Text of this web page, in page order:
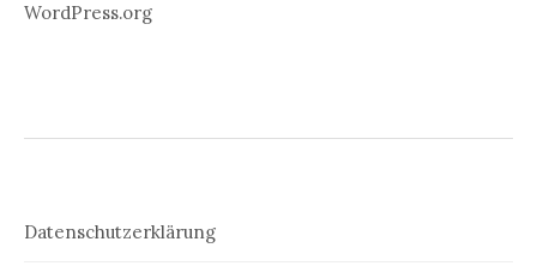
WordPress.org
Datenschutzerklärung